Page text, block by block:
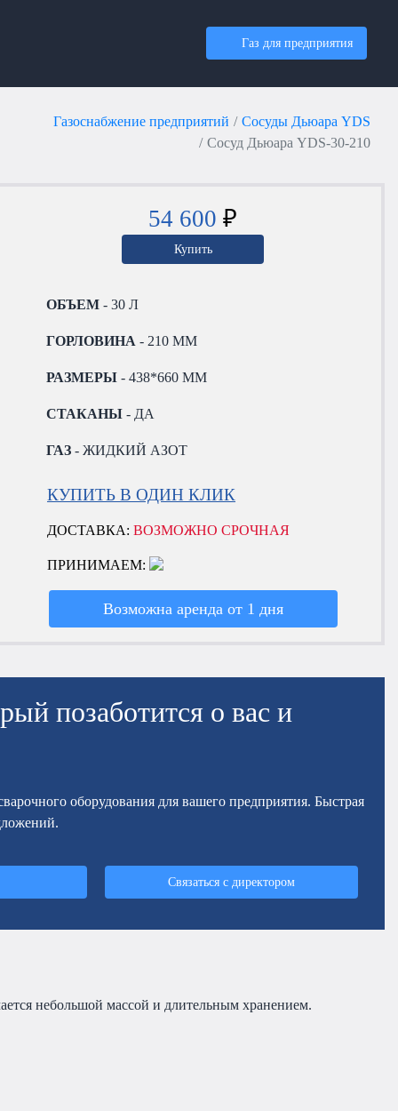
Газ для предприятия
Газоснабжение предприятий
Сосуды Дьюара YDS
Сосуд Дьюара YDS-30-210
54 600₽
Купить
ОБЪЕМ - 30 Л
ГОРЛОВИНА - 210 ММ
РАЗМЕРЫ - 438*660 ММ
СТАКАНЫ - ДА
ГАЗ - ЖИДКИЙ АЗОТ
КУПИТЬ В ОДИН КЛИК
ДОСТАВКА:ВОЗМОЖНО СРОЧНАЯ
ПРИНИМАЕМ:
Возможна аренда от 1 дня
позаботится о вас и
оборудования для вашего предприятия. Быстрая
Связаться с директором
небольшой массой и длительным хранением.